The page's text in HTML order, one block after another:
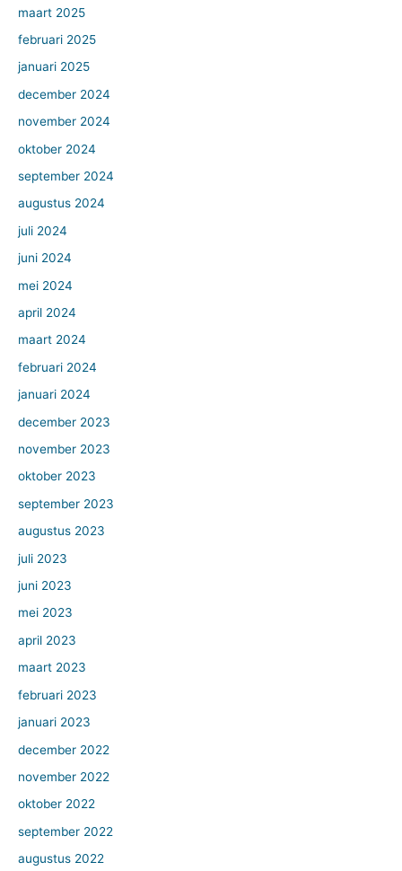
maart 2025
februari 2025
januari 2025
december 2024
november 2024
oktober 2024
september 2024
augustus 2024
juli 2024
juni 2024
mei 2024
april 2024
maart 2024
februari 2024
januari 2024
december 2023
november 2023
oktober 2023
september 2023
augustus 2023
juli 2023
juni 2023
mei 2023
april 2023
maart 2023
februari 2023
januari 2023
december 2022
november 2022
oktober 2022
september 2022
augustus 2022